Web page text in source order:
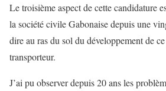
Le troisième aspect de cette candidature
la société civile Gabonaise depuis une
dire au ras du sol du développement de
transporteur.
J’ai pu observer depuis 20 ans les